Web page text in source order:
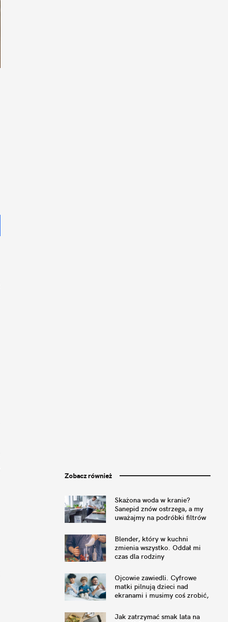
Zobacz również
Skażona woda w kranie?
Sanepid znów ostrzega, a my
uważajmy na podróbki filtrów
Blender, który w kuchni
zmienia wszystko. Oddał mi
czas dla rodziny
Ojcowie zawiedli. Cyfrowe
matki pilnują dzieci nad
ekranami i musimy coś zrobić,
Jak zatrzymać smak lata na